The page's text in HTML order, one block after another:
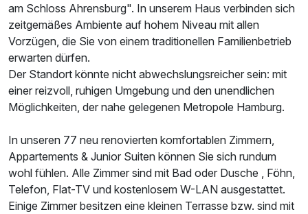
am Schloss Ahrensburg". In unserem Haus verbinden sich
zeitgemäßes Ambiente auf hohem Niveau mit allen
Vorzügen, die Sie von einem traditionellen Familienbetrieb
erwarten dürfen.
Der Standort könnte nicht abwechslungsreicher sein: mit
einer reizvoll, ruhigen Umgebung und den unendlichen
Möglichkeiten, der nahe gelegenen Metropole Hamburg.
In unseren 77 neu renovierten komfortablen Zimmern,
Appartements & Junior Suiten können Sie sich rundum
wohl fühlen. Alle Zimmer sind mit Bad oder Dusche , Föhn,
Telefon, Flat-TV und kostenlosem W-LAN ausgestattet.
Einige Zimmer besitzen eine kleinen Terrasse bzw. sind mit